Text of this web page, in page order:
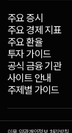
주요 증시
주요 경제 지표
주요 환율
투자 가이드
공식 금융 기관
사이트 안내
주제별 가이드